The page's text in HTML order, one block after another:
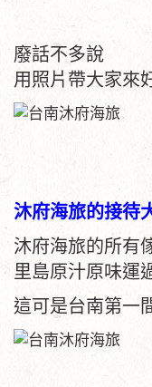
廢話不多說
用照片帶大家來
沐府海旅的接待
沐府海旅的所有
里島原汁原味運
這可是台南第一